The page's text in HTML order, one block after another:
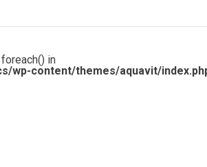
in
wp-content/themes/aquavit/